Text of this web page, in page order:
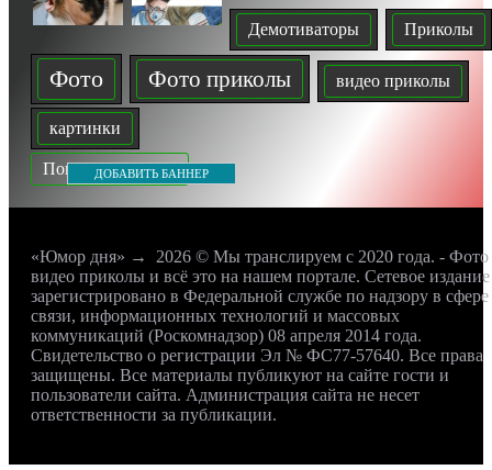
Демотиваторы Приколы
Фото Фото приколы видео приколы
картинки
Показать все теги
ДОБАВИТЬ БАННЕР
«Юмор дня» → 2026 © Мы транслируем с 2020 года. -
видео приколы и всё это на нашем портале. Сетевое издание
зарегистрировано в Федеральной службе по надзору в сфере
связи, информационных технологий и массовых
коммуникаций (Роскомнадзор) 08 апреля 2014 года.
Свидетельство о регистрации Эл № ФС77-57640. Все права
защищены. Все материалы публикуют на сайте гости и
пользователи сайта. Администрация сайта не несет
ответственности за публикации.